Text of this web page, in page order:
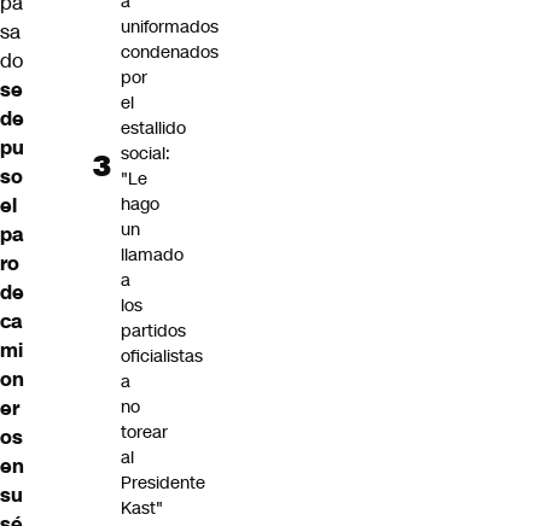
sa
do
se
de
pu
so
el
pa
ro
de
ca
mi
on
er
os
en
su
uniformados
condenados
por
el
estallido
social:
"Le
hago
un
llamado
a
los
partidos
oficialistas
a
no
torear
al
Presidente
Kast"